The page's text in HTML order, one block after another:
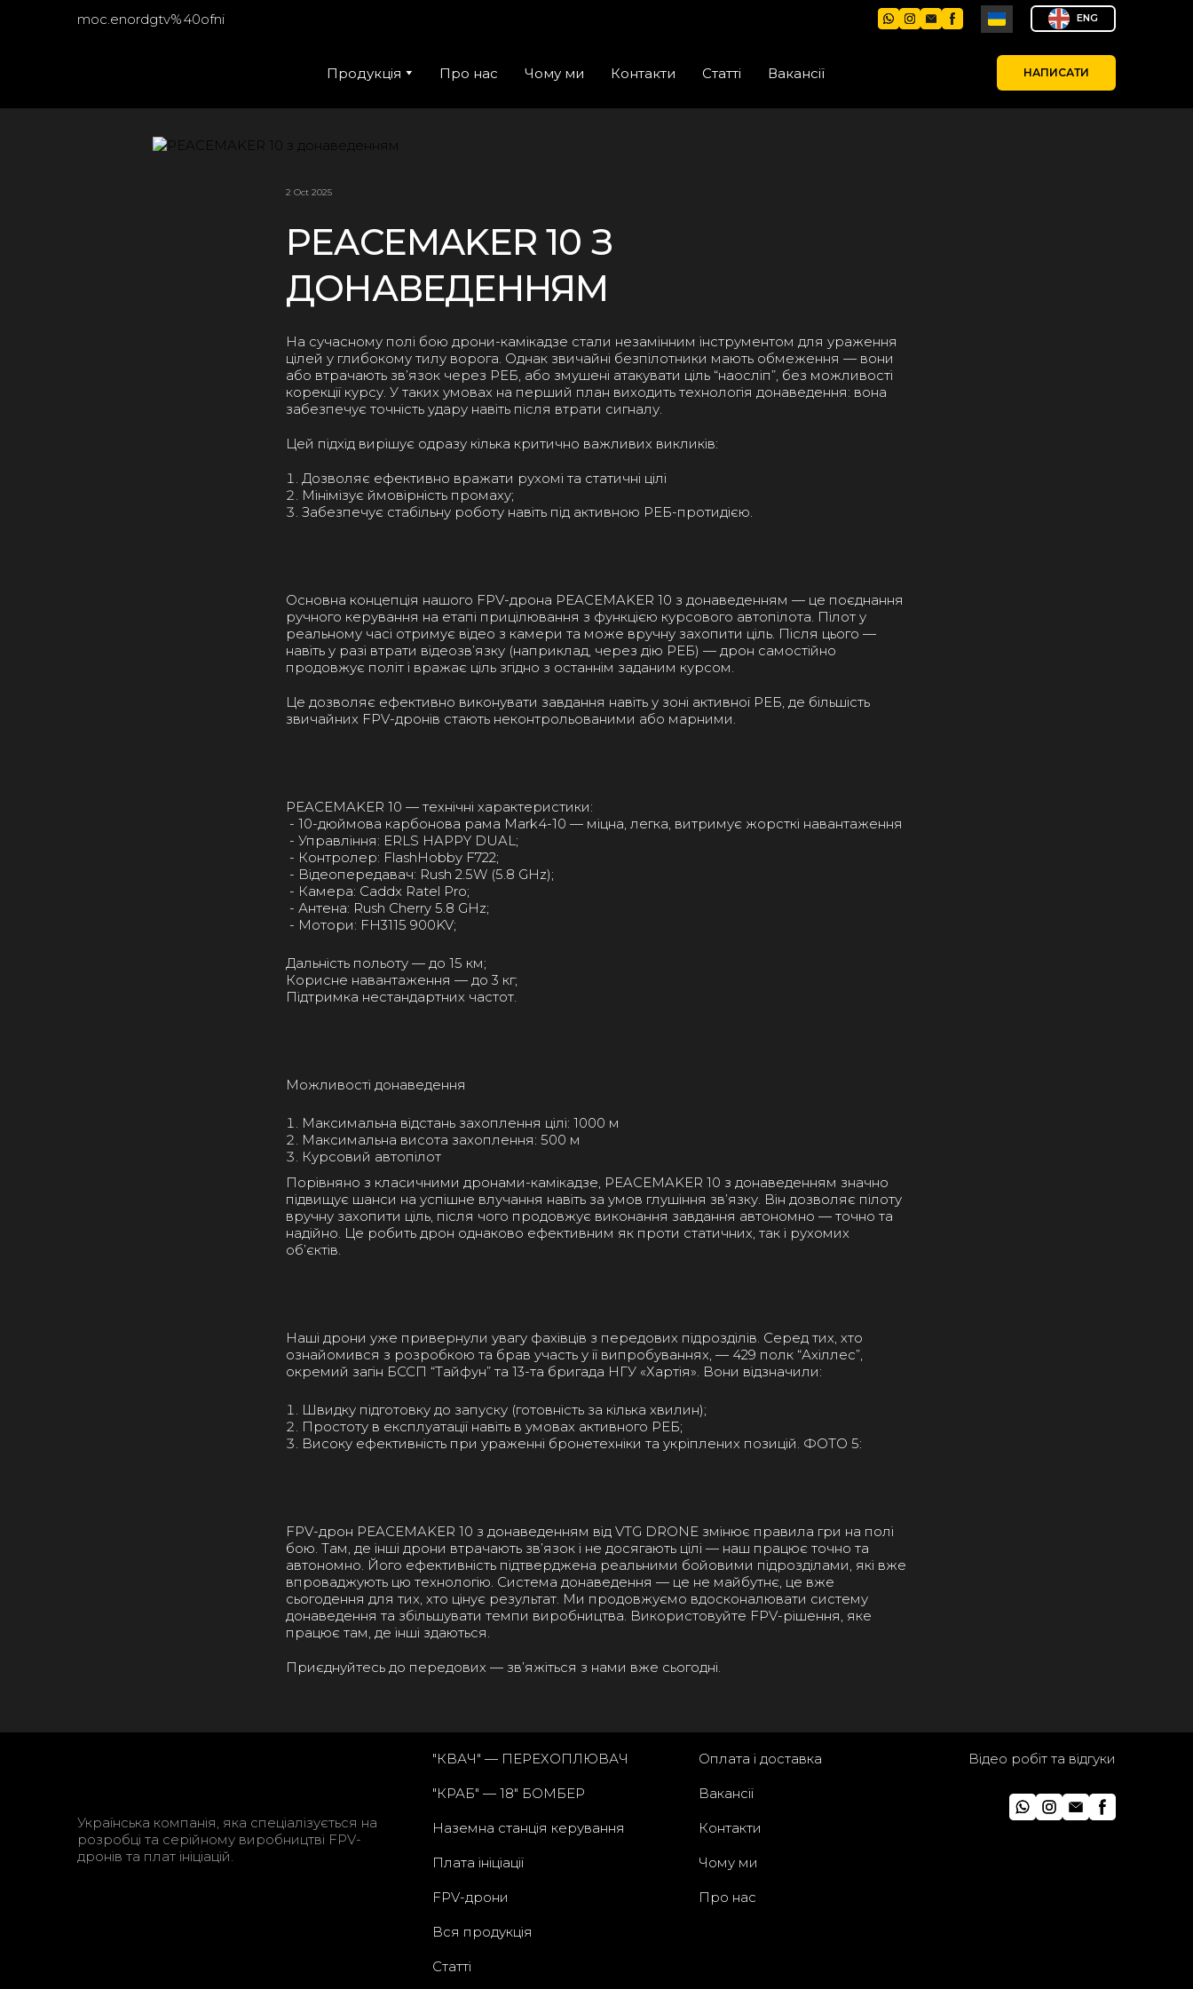
moc.enordgtv%40ofni ENG
Продукція Про нас Чому ми Контакти Статті Вакансії НАПИСАТИ
2 Oct 2025
PEACEMAKER 10 З
ДОНАВЕДЕННЯМ
На сучасному полі бою дрони-камікадзе стали незамінним інструментом для ураження
цілей у глибокому тилу ворога. Однак звичайні безпілотники мають обмеження — вони
або втрачають зв’язок через РЕБ, або змушені атакувати ціль “наосліп”, без можливості
корекції курсу. У таких умовах на перший план виходить технологія донаведення: вона
забезпечує точність удару навіть після втрати сигналу.
Цей підхід вирішує одразу кілька критично важливих викликів:
Дозволяє ефективно вражати рухомі та статичні цілі
Мінімізує ймовірність промаху;
Забезпечує стабільну роботу навіть під активною РЕБ-протидією.
Основна концепція нашого FPV-дрона PEACEMAKER 10 з донаведенням — це поєднання
ручного керування на етапі прицілювання з функцією курсового автопілота. Пілот у
реальному часі отримує відео з камери та може вручну захопити ціль. Після цього —
навіть у разі втрати відеозв’язку (наприклад, через дію РЕБ) — дрон самостійно
продовжує політ і вражає ціль згідно з останнім заданим курсом.
Це дозволяє ефективно виконувати завдання навіть у зоні активної РЕБ, де більшість
звичайних FPV-дронів стають неконтрольованими або марними.
PEACEMAKER 10 — технічні характеристики:
- 10-дюймова карбонова рама Mark4-10 — міцна, легка, витримує жорсткі навантаження
- Управління: ERLS HAPPY DUAL;
- Контролер: FlashHobby F722;
- Відеопередавач: Rush 2.5W (5.8 GHz);
- Камера: Caddx Ratel Pro;
- Антена: Rush Cherry 5.8 GHz;
- Мотори: FH3115 900KV;
Дальність польоту — до 15 км;
Корисне навантаження — до 3 кг;
Підтримка нестандартних частот.
Можливості донаведення
Максимальна відстань захоплення цілі: 1000 м
Максимальна висота захоплення: 500 м
Курсовий автопілот
Порівняно з класичними дронами-камікадзе, PEACEMAKER 10 з донаведенням значно
підвищує шанси на успішне влучання навіть за умов глушіння зв’язку. Він дозволяє пілоту
вручну захопити ціль, після чого продовжує виконання завдання автономно — точно та
надійно. Це робить дрон однаково ефективним як проти статичних, так і рухомих
об’єктів.
Наші дрони уже привернули увагу фахівців з передових підрозділів. Серед тих, хто
ознайомився з розробкою та брав участь у її випробуваннях, — 429 полк “Ахіллес”,
окремий загін БССП “Тайфун” та 13-та бригада НГУ «Хартія». Вони відзначили:
Швидку підготовку до запуску (готовність за кілька хвилин);
Простоту в експлуатації навіть в умовах активного РЕБ;
Високу ефективність при ураженні бронетехніки та укріплених позицій. ФОТО 5:
FPV-дрон PEACEMAKER 10 з донаведенням від VTG DRONE змінює правила гри на полі
бою. Там, де інші дрони втрачають зв’язок і не досягають цілі — наш працює точно та
автономно. Його ефективність підтверджена реальними бойовими підрозділами, які вже
впроваджують цю технологію. Система донаведення — це не майбутнє, це вже
сьогодення для тих, хто цінує результат. Ми продовжуємо вдосконалювати систему
донаведення та збільшувати темпи виробництва. Використовуйте FPV-рішення, яке
працює там, де інші здаються.
Приєднуйтесь до передових — зв’яжіться з нами вже сьогодні.
Українська компанія, яка спеціалізується на
розробці та серійному виробництві FPV-
дронів та плат ініціацій.
"КВАЧ" — ПЕРЕХОПЛЮВАЧ
"КРАБ" — 18" БОМБЕР
Наземна станція керування
Плата ініціації
FPV-дрони
Вся продукція
Статті
Оплата і доставка
Вакансії
Контакти
Чому ми
Про нас
Відео робіт та відгуки